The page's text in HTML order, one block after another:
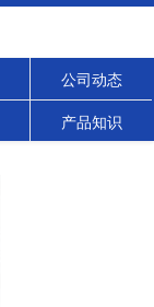
公司动态
产品知识